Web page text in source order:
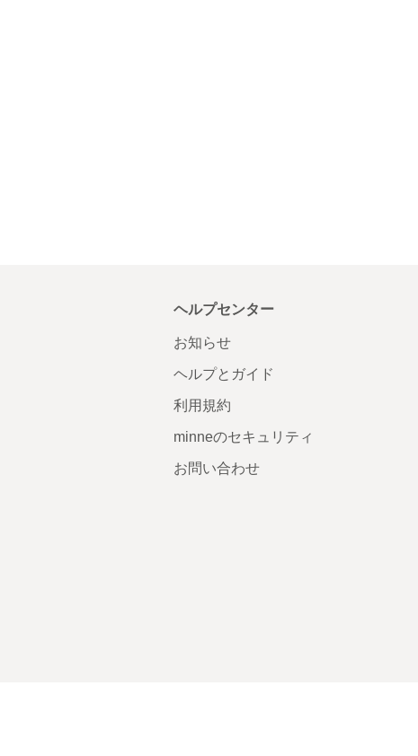
ヘルプセンター
お知らせ
ヘルプとガイド
利用規約
minneのセキュリティ
お問い合わせ